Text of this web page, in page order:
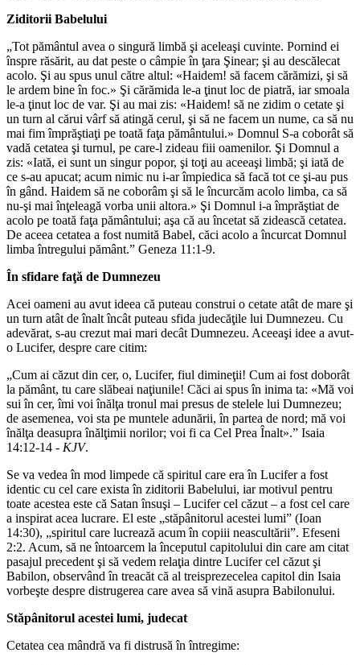
Ziditorii Babelului
„Tot pământul avea o singură limbă şi aceleaşi cuvinte. Pornind ei
înspre răsărit, au dat peste o câmpie în ţara Şinear; şi au descălecat
acolo. Şi au spus unul către altul: «Haidem! să facem cărămizi, şi să
le ardem bine în foc.» Şi cărămida le-a ţinut loc de piatră, iar smoala
le-a ţinut loc de var. Şi au mai zis: «Haidem! să ne zidim o cetate şi
un turn al cărui vârf să atingă cerul, şi să ne facem un nume, ca să nu
mai fim împrăştiaţi pe toată faţa pământului.» Domnul S-a coborât să
vadă cetatea şi turnul, pe care-l zideau fiii oamenilor. Şi Domnul a
zis: «Iată, ei sunt un singur popor, şi toţi au aceeaşi limbă; şi iată de
ce s-au apucat; acum nimic nu i-ar împiedica să facă tot ce şi-au pus
în gând. Haidem să ne coborâm şi să le încurcăm acolo limba, ca să
nu-şi mai înţeleagă vorba unii altora.» Şi Domnul i-a împrăştiat de
acolo pe toată faţa pământului; aşa că au încetat să zidească cetatea.
De aceea cetatea a fost numită Babel, căci acolo a încurcat Domnul
limba întregului pământ.” Geneza 11:1-9.
În sfidare faţă de Dumnezeu
Acei oameni au avut ideea că puteau construi o cetate atât de mare şi
un turn atât de înalt încât puteau sfida judecăţile lui Dumnezeu. Cu
adevărat, s-au crezut mai mari decât Dumnezeu. Aceeaşi idee a avut-
o Lucifer, despre care citim:
„Cum ai căzut din cer, o, Lucifer, fiul dimineţii! Cum ai fost doborât
la pământ, tu care slăbeai naţiunile! Căci ai spus în inima ta: «Mă voi
sui în cer, îmi voi înălţa tronul mai presus de stelele lui Dumnezeu;
de asemenea, voi sta pe muntele adunării, în partea de nord; mă voi
înălţa deasupra înălţimii norilor; voi fi ca Cel Prea Înalt».” Isaia
14:12-14 - KJV.
Se va vedea în mod limpede că spiritul care era în Lucifer a fost
identic cu cel care exista în ziditorii Babelului, iar motivul pentru
toate acestea este că Satan însuşi – Lucifer cel căzut – a fost cel care
a inspirat acea lucrare. El este „stăpânitorul acestei lumi” (Ioan
14:30), „spiritul care lucrează acum în copiii neascultării”. Efeseni
2:2. Acum, să ne întoarcem la începutul capitolului din care am citat
pasajul precedent şi să vedem relaţia dintre Lucifer cel căzut şi
Babilon, observând în treacăt că al treisprezecelea capitol din Isaia
vorbeşte despre distrugerea care avea să vină asupra Babilonului.
Stăpânitorul acestei lumi, judecat
Cetatea cea mândră va fi distrusă în întregime: